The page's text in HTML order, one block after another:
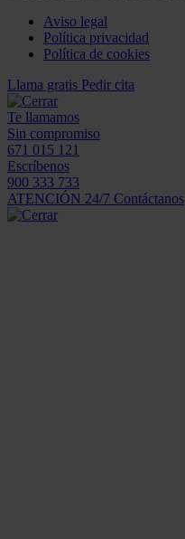
Aviso legal
Política privacidad
Política de cookies
Llama gratis Pedir cita
Te llamamos
Sin compromiso
671 015 121
Escríbenos
900 333 733
ATENCIÓN 24/7 Contáctanos